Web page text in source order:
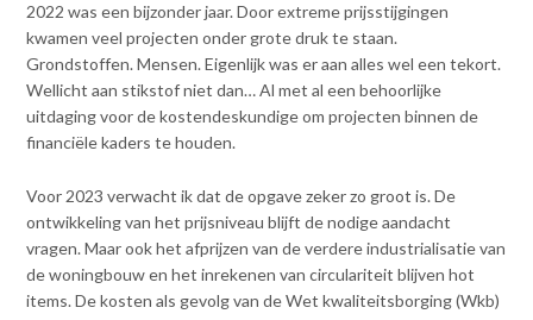
t
o
n
a
v
a
t
i
o
n
2022 was een bijzonder jaar. Door extreme prijsstijgingen
kwamen veel projecten onder grote druk te staan.
Grondstoffen. Mensen. Eigenlijk was er aan alles wel een tekort.
Wellicht aan stikstof niet dan… Al met al een behoorlijke
uitdaging voor de kostendeskundige om projecten binnen de
financiële kaders te houden.
Voor 2023 verwacht ik dat de opgave zeker zo groot is. De
ontwikkeling van het prijsniveau blijft de nodige aandacht
vragen. Maar ook het afprijzen van de verdere industrialisatie van
de woningbouw en het inrekenen van circulariteit blijven hot
items. De kosten als gevolg van de Wet kwaliteitsborging (Wkb)
ABK-model 2023
Boek Levensduurkosten –
Slim investeren, lang
profiteren
Dag van de
Dag van de
Bouwkostendeskundige - 2
november 2023
Vernieuwde boek
Bouwkostenmanagement